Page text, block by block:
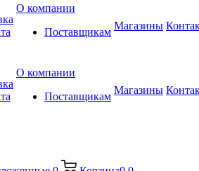
О компании
Поставщикам
Магазины
О компании
Поставщикам
Магазины